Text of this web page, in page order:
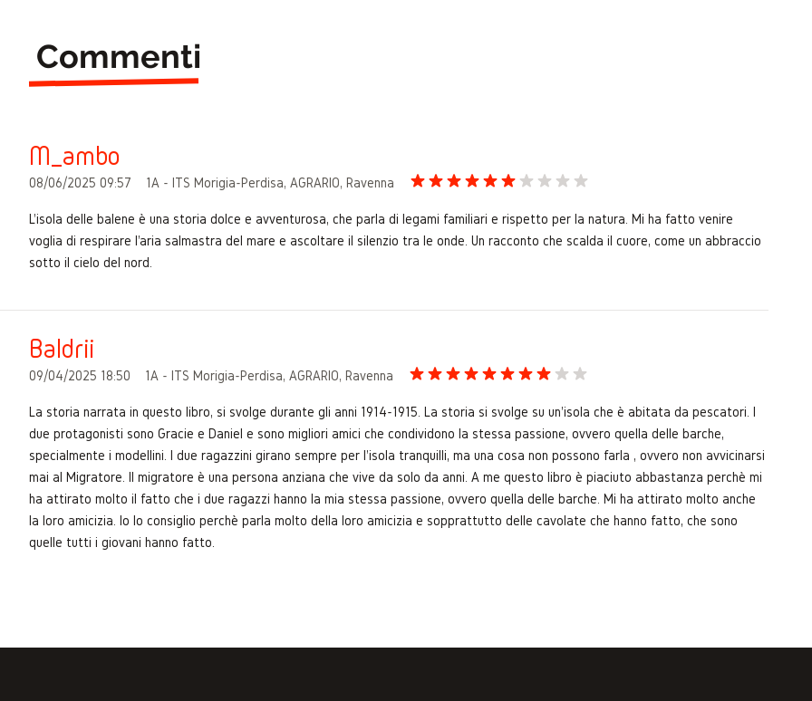
Commenti
M_ambo
08/06/2025 09:57 1A - ITS Morigia-Perdisa, AGRARIO, Ravenna
L'isola delle balene è una storia dolce e avventurosa, che parla di legami familiari e rispetto per la natura. Mi ha fatto venire
voglia di respirare l'aria salmastra del mare e ascoltare il silenzio tra le onde. Un racconto che scalda il cuore, come un abbraccio
sotto il cielo del nord.
Baldrii
09/04/2025 18:50 1A - ITS Morigia-Perdisa, AGRARIO, Ravenna
La storia narrata in questo libro, si svolge durante gli anni 1914-1915. La storia si svolge su un'isola che è abitata da pescatori. I
due protagonisti sono Gracie e Daniel e sono migliori amici che condividono la stessa passione, ovvero quella delle barche,
specialmente i modellini. I due ragazzini girano sempre per l'isola tranquilli, ma una cosa non possono farla , ovvero non avvicinarsi
mai al Migratore. Il migratore è una persona anziana che vive da solo da anni. A me questo libro è piaciuto abbastanza perchè mi
ha attirato molto il fatto che i due ragazzi hanno la mia stessa passione, ovvero quella delle barche. Mi ha attirato molto anche
la loro amicizia. Io lo consiglio perchè parla molto della loro amicizia e sopprattutto delle cavolate che hanno fatto, che sono
quelle tutti i giovani hanno fatto.